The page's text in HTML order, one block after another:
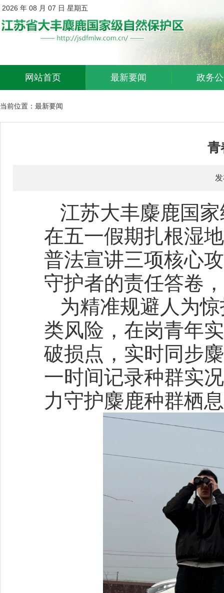
2026 年 08 月 07 日 星期五
网站首页 最新要闻 政务
当前位置： 最新要闻
青
江苏大丰麋鹿国
在五一假期扎根湿
普法宣讲三项核心
守护者的责任答卷
为精准规避人为
类风险，在岗青年
破损点，实时同步
一时间记录种群实
力守护麋鹿种群栖